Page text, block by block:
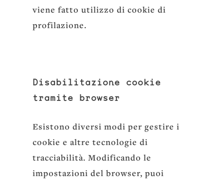
viene fatto utilizzo di cookie di
profilazione.
Disabilitazione cookie
tramite browser
Esistono diversi modi per gestire i
cookie e altre tecnologie di
tracciabilità. Modificando le
impostazioni del browser, puoi